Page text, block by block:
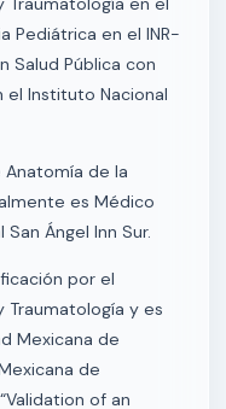
Pediátrica en el INR-
Salud Pública con
el Instituto Nacional
de la
es Médico
Ángel Inn Sur.
por el
y es
Mexicana de
de
of an